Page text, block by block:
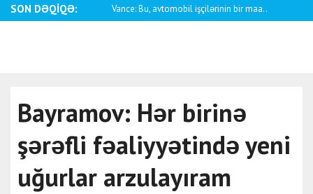
SON DƏQİQƏ:
ABŞ münasibətləri Vance: Bu, avtomobil işçilərinin bir maa..
Bayramov: Hər birinə
şərəfli fəaliyyətində yeni
uğurlar arzulayıram